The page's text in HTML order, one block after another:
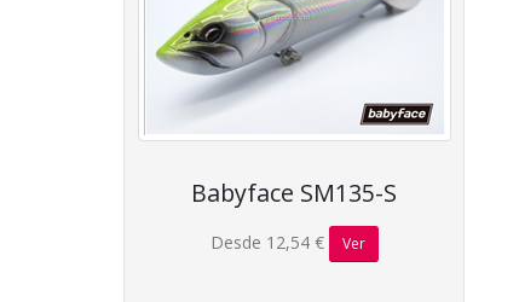
Babyface SM135-S
Desde 12,54 € Ver